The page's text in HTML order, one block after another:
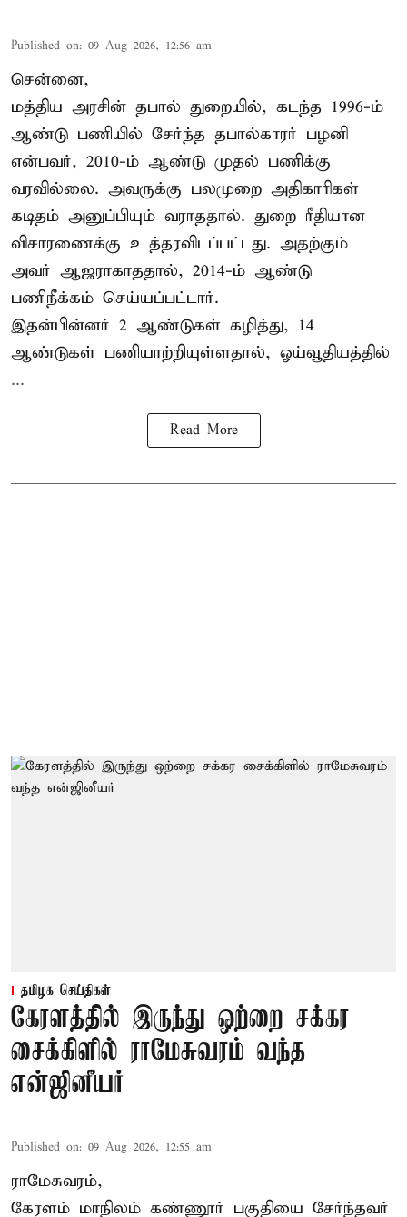
Published on: 09 Aug 2026, 12:56 am
சென்னை,
மத்திய அரசின் தபால் துறையில், கடந்த 1996-ம்
ஆண்டு பணியில் சேர்ந்த தபால்காரர் பழனி
என்பவர், 2010-ம் ஆண்டு முதல் பணிக்கு
வரவில்லை. அவருக்கு பலமுறை அதிகாரிகள்
கடிதம் அனுப்பியும் வராததால். துறை ரீதியான
விசாரணைக்கு உத்தரவிடப்பட்டது. அதற்கும்
அவர் ஆஜராகாததால், 2014-ம் ஆண்டு
பணிநீக்கம் செய்யப்பட்டார்.
இதன்பின்னர் 2 ஆண்டுகள் கழித்து, 14
ஆண்டுகள் பணியாற்றியுள்ளதால், ஓய்வூதியத்தில்
...
Read More
தமிழக செய்திகள்
கேரளத்தில் இருந்து ஒற்றை சக்கர
சைக்கிளில் ராமேசுவரம் வந்த
என்ஜினீயர்
Published on: 09 Aug 2026, 12:55 am
ராமேசுவரம்,
கேரளம் மாநிலம் கண்ணூர் பகுதியை சேர்ந்தவர்